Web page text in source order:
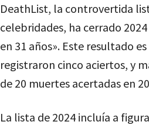
DeathList, la controvertida
celebridades, ha cerrado
en 31 años». Este resultado
registraron cinco aciertos, y
de 20 muertes acertadas en
La lista de 2024 incluía a